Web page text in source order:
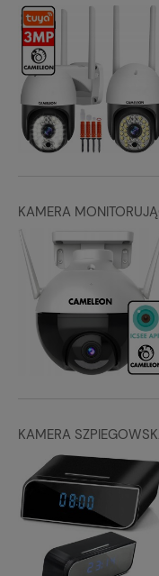
KAMERA
KAMERA